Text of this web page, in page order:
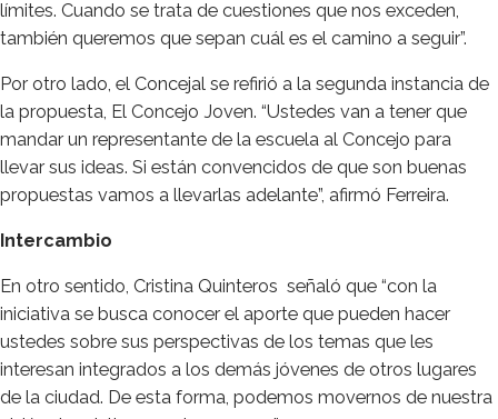
límites. Cuando se trata de cuestiones que nos exceden,
también queremos que sepan cuál es el camino a seguir”.
Por otro lado, el Concejal se refirió a la segunda instancia de
la propuesta, El Concejo Joven. “Ustedes van a tener que
mandar un representante de la escuela al Concejo para
llevar sus ideas. Si están convencidos de que son buenas
propuestas vamos a llevarlas adelante”, afirmó Ferreira.
Intercambio
En otro sentido, Cristina Quinteros señaló que “con la
iniciativa se busca conocer el aporte que pueden hacer
ustedes sobre sus perspectivas de los temas que les
interesan integrados a los demás jóvenes de otros lugares
de la ciudad. De esta forma, podemos movernos de nuestra